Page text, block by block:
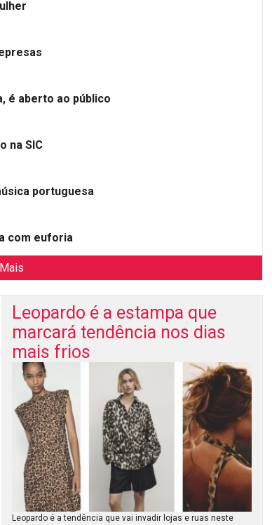
é aberto ao público
na SIC
portuguesa
com euforia
Leopardo é a estampa que
marcará tendência nos dias
mais frios
Leopardo é a tendência que vai invadir lojas e ruas neste